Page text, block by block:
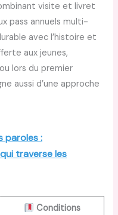
visite et livret
pass annuels multi-
avec l’histoire et
aux jeunes,
lors du premier
aussi d’une approche
paroles :
traverse les
Conditions